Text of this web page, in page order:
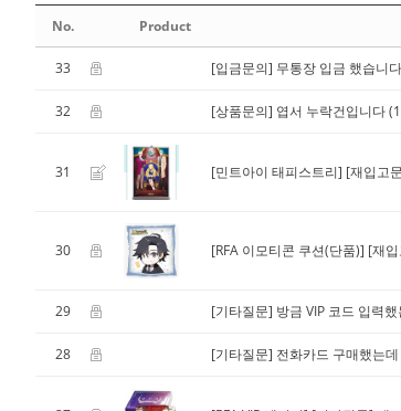
No. Product
33 [입금문의] 무통장 입금 했습니다
32 [상품문의] 엽서 누락건입니다
31 [민트아이 태피스트리] [재입고
30 [RFA 이모티콘 쿠션(단품)] [재
29 [기타질문] 방금 VIP 코드 입력
28 [기타질문] 전화카드 구매했는데